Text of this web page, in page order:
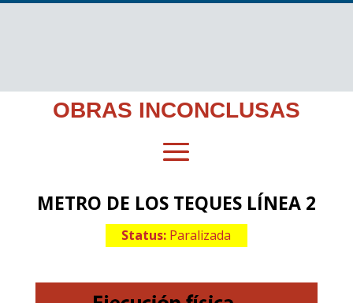
OBRAS INCONCLUSAS
METRO DE LOS TEQUES LÍNEA 2
Status: Paralizada